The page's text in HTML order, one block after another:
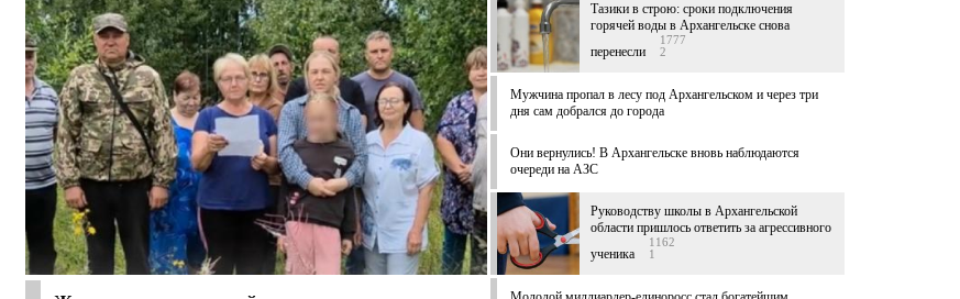
Тазики в строю: сроки подключения
горячей воды в Архангельске снова
перенесли
1777
2
Мужчина пропал в лесу под Архангельском и через три
дня сам добрался до города
Они вернулись! В Архангельске вновь наблюдаются
очереди на АЗС
Руководству школы в Архангельской
области пришлось ответить за агрессивного
ученика
1162
1